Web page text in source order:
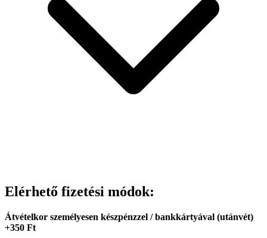
Elérhető fizetési módok:
Átvételkor személyesen készpénzzel / bankkártyával (utánvét)
+350 Ft